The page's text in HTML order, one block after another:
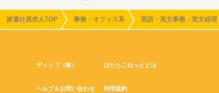
派遣社員求人TOP 事務・オフィス系 英語・英文事務・英文経理
ディップ（株） はたらこねっととは
ヘルプ＆お問い合わせ 利用規約